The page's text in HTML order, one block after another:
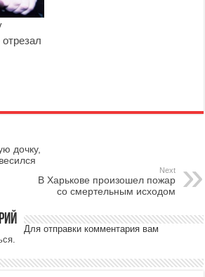
дочку,
Next
В Харькове произошел пожар
со смертельным исходом
Для отправки комментария вам
.